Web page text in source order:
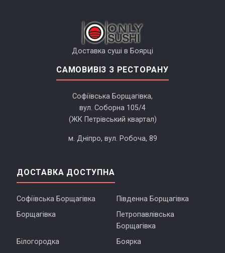
Доставка суші в Боярці
САМОВИВІЗ З РЕСТОРАНУ
Софіївська Борщагівка,
вул. Соборна 105/4
(ЖК Петрівський квартал)
м. Дніпро, вул. Робоча, 89
ДОСТАВКА ДОСТУПНА
Софіївська Борщагівка
Південна Борщагівка
Борщагівка
Петропавлівська
Борщагівка
Білогородка
Боярка